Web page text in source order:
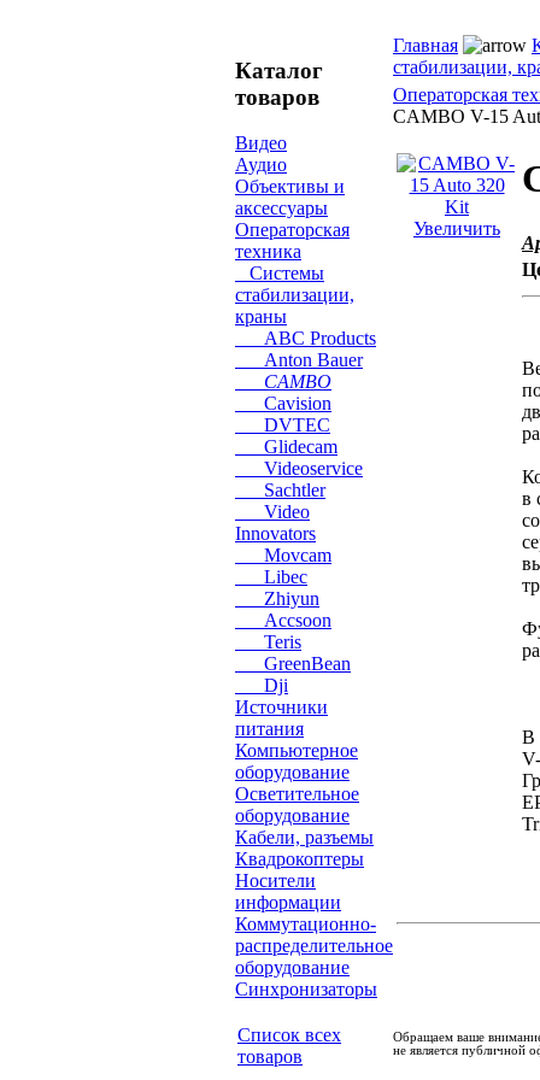
Каталог
товаров
Видео
Аудио
Объективы и
аксессуары
Операторская
техника
Системы
стабилизации,
краны
ABC Products
Anton Bauer
CAMBO
Cavision
DVTEC
Glidecam
Videoservice
Sachtler
Video
Innovators
Movcam
Libec
Zhiyun
Accsoon
Teris
GreenBean
Dji
Источники
питания
Компьютерное
оборудование
Осветительное
оборудование
Кабели, разъемы
Квадрокоптеры
Носители
информации
Коммутационно-
распределительное
оборудование
Синхронизаторы
Список всех
товаров
Главная
стабилизации,
Операторская
CAMBO V-15
Увеличить
в
В
Обращаем ваше
не является публичной